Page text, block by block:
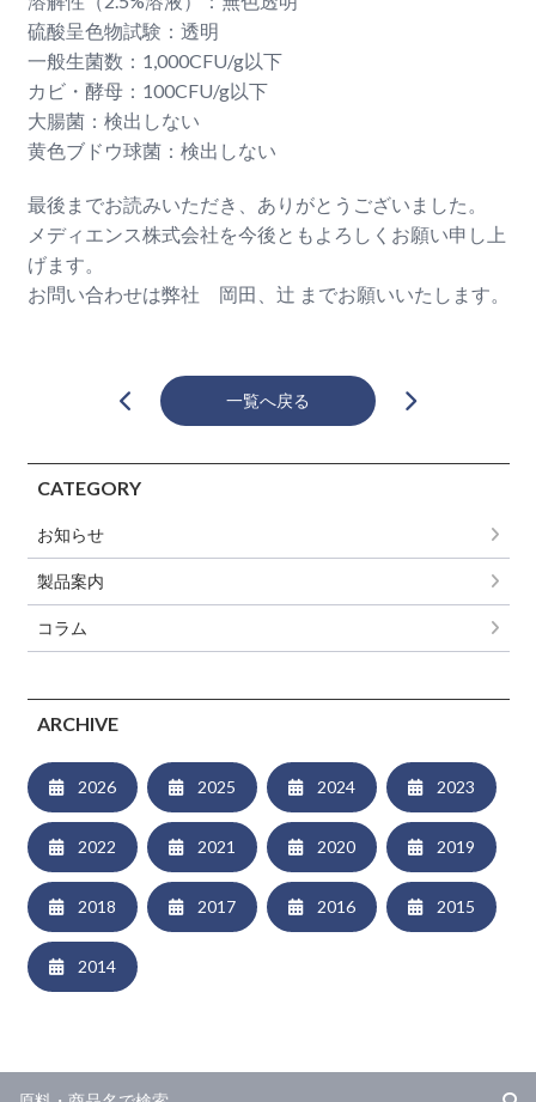
硫酸呈色物試験：透明
一般生菌数：1,000CFU/g以下
カビ・酵母：100CFU/g以下
大腸菌：検出しない
黄色ブドウ球菌：検出しない
最後までお読みいただき、ありがとうございました。
メディエンス株式会社を今後ともよろしくお願い申し上
げます。
お問い合わせは弊社 岡田、辻 までお願いいたします。
一覧へ戻る
CATEGORY
お知らせ
製品案内
コラム
ARCHIVE
2026 2025 2024 2023
2022 2021 2020 2019
2018 2017 2016 2015
2014